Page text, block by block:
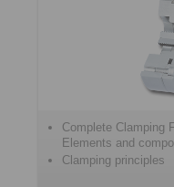
Complete Clamping
Elements and
Clamping principles